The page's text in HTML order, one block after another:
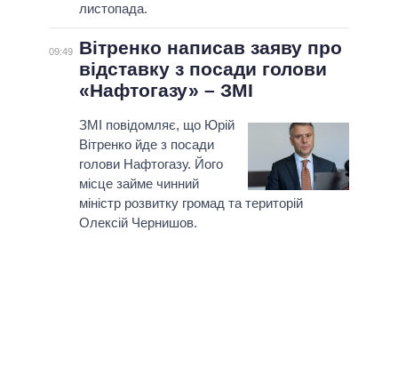
листопада.
09:49
Вітренко написав заяву про
відставку з посади голови
«Нафтогазу» – ЗМІ
ЗМІ повідомляє, що Юрій
Вітренко йде з посади
голови Нафтогазу. Його
місце займе чинний
міністр розвитку громад та територій
Олексій Чернишов.